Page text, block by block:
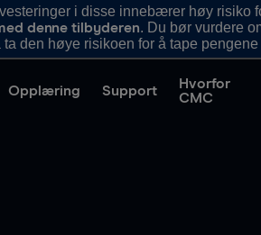
i disse innebærer høy risiko
denne tilbyderen. Du bør vurdere
den høye risikoen for å tape pengene
Opplæring Support
Hvorfor
CMC